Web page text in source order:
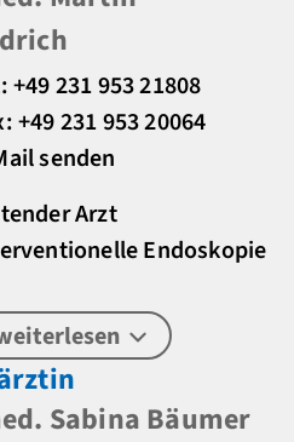
+49 231 953 21808
+49 231 953 20064
senden
Arzt
Endoskopie
Sabina Bäumer